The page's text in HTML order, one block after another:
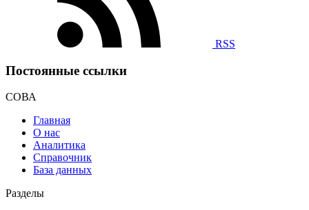
RSS
Постоянные ссылки
СОВА
Главная
О нас
Аналитика
Справочник
База данных
Разделы